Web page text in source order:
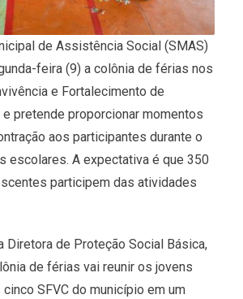
de Assistência Social (SMAS)
feira (9) a colônia de férias nos
e Fortalecimento de
e pretende proporcionar momentos
aos participantes durante o
escolares. A expectativa é que 350
participem das atividades
Diretora de Proteção Social Básica,
de férias vai reunir os jovens
SFVC do município em um